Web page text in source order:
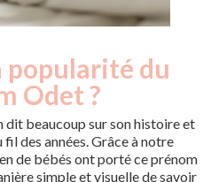
popularité du
Odet ?
dit beaucoup sur son histoire et
des années. Grâce à notre
de bébés ont porté ce prénom
simple et visuelle de savoir